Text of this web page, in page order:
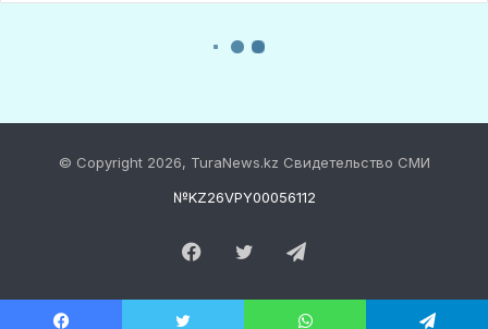
© Copyright 2026, TuraNews.kz Свидетельство СМИ
№KZ26VPY00056112
Facebook
Twitter